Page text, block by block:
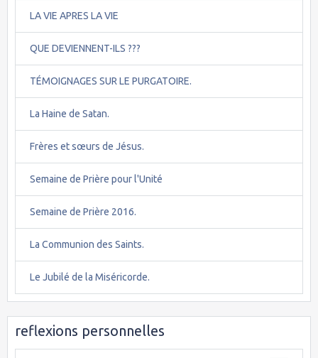
LA VIE APRES LA VIE
QUE DEVIENNENT-ILS ???
TÉMOIGNAGES SUR LE PURGATOIRE.
La Haine de Satan.
Frères et sœurs de Jésus.
Semaine de Prière pour l'Unité
Semaine de Prière 2016.
La Communion des Saints.
Le Jubilé de la Miséricorde.
reflexions personnelles